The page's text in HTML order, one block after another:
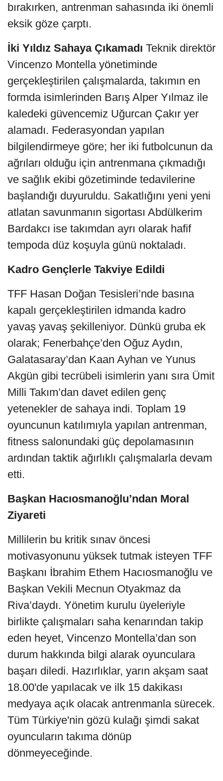
bırakırken, antrenman sahasında iki önemli
eksik göze çarptı.
İki Yıldız Sahaya Çıkamadı Teknik direktör
Vincenzo Montella yönetiminde
gerçekleştirilen çalışmalarda, takımın en
formda isimlerinden Barış Alper Yılmaz ile
kaledeki güvencemiz Uğurcan Çakır yer
alamadı. Federasyondan yapılan
bilgilendirmeye göre; her iki futbolcunun da
ağrıları olduğu için antrenmana çıkmadığı
ve sağlık ekibi gözetiminde tedavilerine
başlandığı duyuruldu. Sakatlığını yeni yeni
atlatan savunmanın sigortası Abdülkerim
Bardakcı ise takımdan ayrı olarak hafif
tempoda düz koşuyla günü noktaladı.
Kadro Gençlerle Takviye Edildi
TFF Hasan Doğan Tesisleri’nde basına
kapalı gerçekleştirilen idmanda kadro
yavaş yavaş şekilleniyor. Dünkü gruba ek
olarak; Fenerbahçe’den Oğuz Aydın,
Galatasaray’dan Kaan Ayhan ve Yunus
Akgün gibi tecrübeli isimlerin yanı sıra Ümit
Milli Takım’dan davet edilen genç
yetenekler de sahaya indi. Toplam 19
oyuncunun katılımıyla yapılan antrenman,
fitness salonundaki güç depolamasının
ardından taktik ağırlıklı çalışmalarla devam
etti.
Başkan Hacıosmanoğlu’ndan Moral
Ziyareti
Millilerin bu kritik sınav öncesi
motivasyonunu yüksek tutmak isteyen TFF
Başkanı İbrahim Ethem Hacıosmanoğlu ve
Başkan Vekili Mecnun Otyakmaz da
Riva’daydı. Yönetim kurulu üyeleriyle
birlikte çalışmaları saha kenarından takip
eden heyet, Vincenzo Montella’dan son
durum hakkında bilgi alarak oyunculara
başarı diledi. Hazırlıklar, yarın akşam saat
18.00'de yapılacak ve ilk 15 dakikası
medyaya açık olacak antrenmanla sürecek.
Tüm Türkiye'nin gözü kulağı şimdi sakat
oyuncuların takıma dönüp
dönmeyeceğinde.